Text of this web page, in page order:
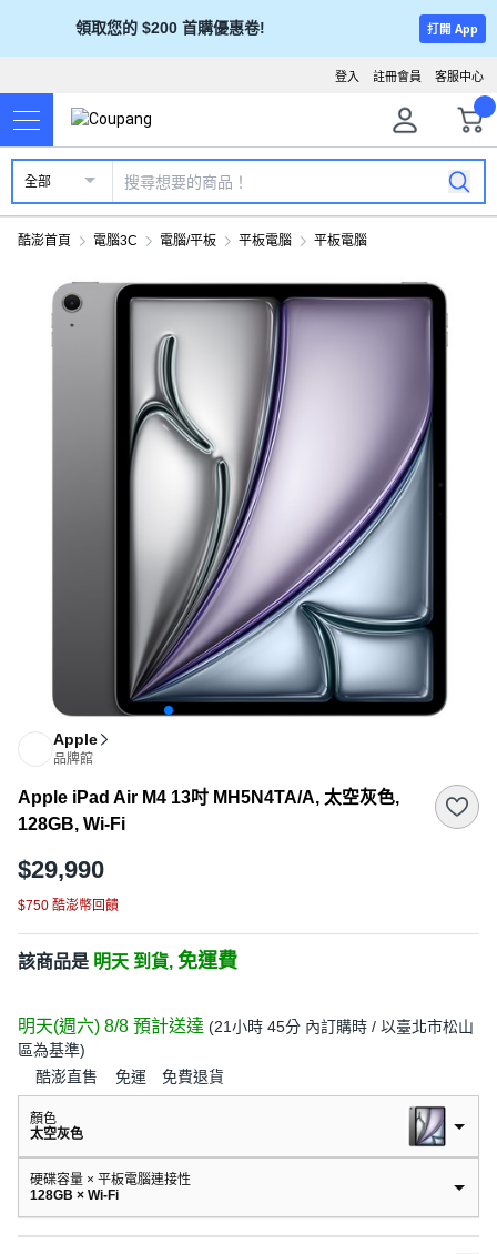
領取您的 $200 首購優惠卷! 打開 App
客服中心
註冊會員
登入
全部
酷澎首頁 電腦3C 電腦/平板 平板電腦 平板電腦
Apple
品牌館
Apple iPad Air M4 13吋 MH5N4TA/A, 太空灰色,
128GB, Wi-Fi
$29,990
$750 酷澎幣回饋
該商品是 明天 到貨, 免運費
明天(週六) 8/8 預計送達 (21小時 45分 內訂購時 / 以臺北市松山
區為基準)
酷澎直售 免運 免費退貨
顏色
太空灰色
硬碟容量 × 平板電腦連接性
128GB × Wi-Fi